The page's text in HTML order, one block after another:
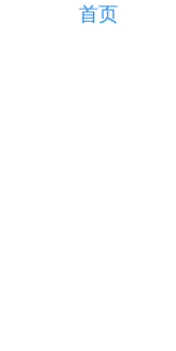
首页